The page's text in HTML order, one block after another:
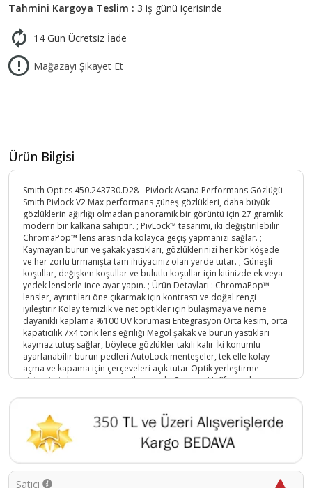
Tahmini Kargoya Teslim : 3 iş günü içerisinde
14 Gün Ücretsiz İade
Mağazayı Şikayet Et
Ürün Bilgisi
Smith Optics 450.243730.D28 - Pivlock Asana Performans Gözlüğü
Smith Pivlock V2 Max performans güneş gözlükleri, daha büyük
gözlüklerin ağırlığı olmadan panoramik bir görüntü için 27 gramlık
modern bir kalkana sahiptir. ; PivLock™ tasarımı, iki değiştirilebilir
ChromaPop™ lens arasında kolayca geçiş yapmanızı sağlar. ;
Kaymayan burun ve şakak yastıkları, gözlüklerinizi her kör köşede
ve her zorlu tırmanışta tam ihtiyacınız olan yerde tutar. ; Güneşli
koşullar, değişken koşullar ve bulutlu koşullar için kitinizde ek veya
yedek lenslerle ince ayar yapın. ; Ürün Detayları : ChromaPop™
lensler, ayrıntıları öne çıkarmak için kontrastı ve doğal rengi
iyileştirir Kolay temizlik ve net optikler için bulaşmaya ve neme
dayanıklı kaplama %100 UV koruması Entegrasyon Orta kesim, orta
kapatıcılık 7x4 torik lens eğriliği Megol şakak ve burun yastıkları
kaymaz tutuş sağlar, böylece gözlükler takılı kalır İki konumlu
ayarlanabilir burun pedleri AutoLock menteşeler, tek elle kolay
açma ve kapama için çerçeveleri açık tutar Optik yerleştirme
sistemimiz lens ara parçası ile uyumlu Çerçeve Hafif, esnek ve
lens , silme bezi ,Gözlük Koruma çantası;
Ürün Kodu :
5161-758636101249
Satıcı